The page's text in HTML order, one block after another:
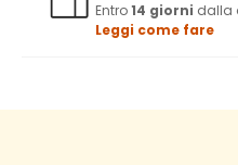
Entro14 giorni dalla
Leggi come fare